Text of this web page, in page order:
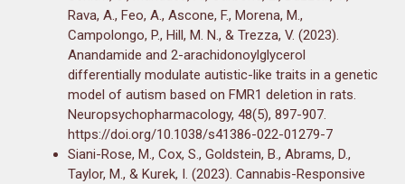
Rava, A., Feo, A., Ascone, F., Morena, M.,
Campolongo, P., Hill, M. N., & Trezza, V. (2023).
Anandamide and 2-arachidonoylglycerol
differentially modulate autistic-like traits in a genetic
model of autism based on FMR1 deletion in rats.
Neuropsychopharmacology, 48(5), 897-907.
https://doi.org/10.1038/s41386-022-01279-7
Siani-Rose, M., Cox, S., Goldstein, B., Abrams, D.,
Taylor, M., & Kurek, I. (2023). Cannabis-Responsive